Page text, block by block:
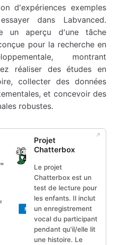
d'expériences exemples
dans Labvanced.
un aperçu d'une tâche
pour la recherche en
montrant
réaliser des études en
collecter des données
et concevoir des
robustes.
Projet
Chatterbox
Le projet
Chatterbox est un
test de lecture pour
les enfants. Il inclut
un enregistrement
vocal du participant
pendant qu'il/elle lit
une histoire. Le